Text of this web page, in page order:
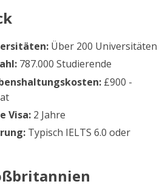
Über 200 Universitäten
787.000 Studierende
£900 -
Visa: 2 Jahre
Typisch IELTS 6.0 oder